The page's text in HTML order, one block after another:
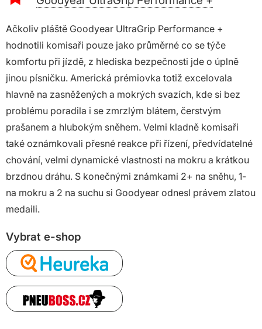
Ačkoliv pláště Goodyear UltraGrip Performance +
hodnotili komisaři pouze jako průměrné co se týče
komfortu při jízdě, z hlediska bezpečnosti jde o úplně
jinou písničku. Americká prémiovka totiž excelovala
hlavně na zasněžených a mokrých svazích, kde si bez
problému poradila i se zmrzlým blátem, čerstvým
prašanem a hlubokým sněhem. Velmi kladně komisaři
také oznámkovali přesné reakce při řízení, předvídatelné
chování, velmi dynamické vlastnosti na mokru a krátkou
brzdnou dráhu. S konečnými známkami 2+ na sněhu, 1-
na mokru a 2 na suchu si Goodyear odnesl právem zlatou
medaili.
Vybrat e-shop